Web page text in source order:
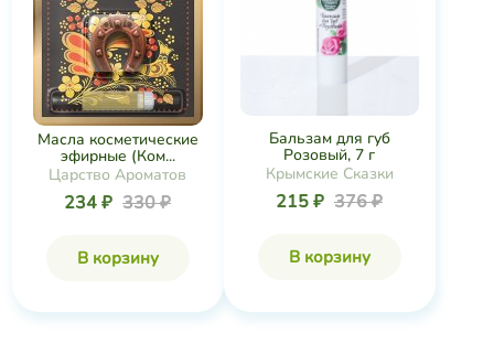
Масла косметические
эфирные (Ком...
Царство Ароматов
234 ₽ 330 ₽
В корзину
Бальзам для губ
Розовый, 7 г
Крымские Сказки
215 ₽ 376 ₽
В корзину